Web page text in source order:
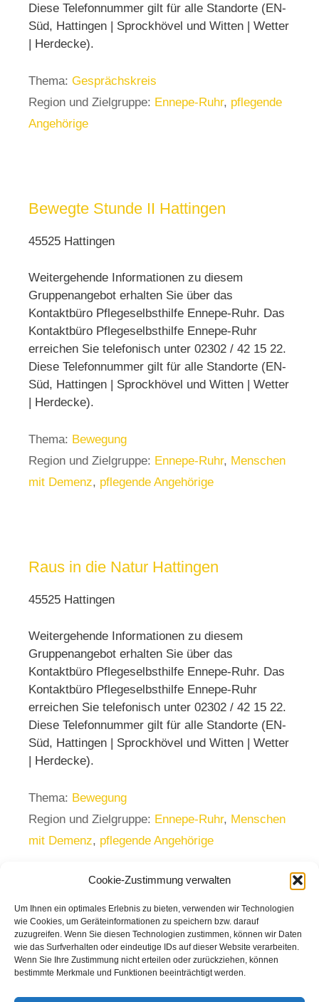
Cookie-Zustimmung verwalten
Um Ihnen ein optimales Erlebnis zu bieten, verwenden wir Technologien
wie Cookies, um Geräteinformationen zu speichern bzw. darauf
zuzugreifen. Wenn Sie diesen Technologien zustimmen, können wir Daten
wie das Surfverhalten oder eindeutige IDs auf dieser Website verarbeiten.
Wenn Sie Ihre Zustimmung nicht erteilen oder zurückziehen, können
bestimmte Merkmale und Funktionen beeinträchtigt werden.
Diese Telefonnummer gilt für alle Standorte (EN-
Süd, Hattingen | Sprockhövel und Witten | Wetter
| Herdecke).
Thema: Gesprächskreis
Region und Zielgruppe: Ennepe-Ruhr, pflegende
Angehörige
Bewegte Stunde II Hattingen
45525 Hattingen
Weitergehende Informationen zu diesem
Gruppenangebot erhalten Sie über das
Kontaktbüro Pflegeselbsthilfe Ennepe-Ruhr. Das
Kontaktbüro Pflegeselbsthilfe Ennepe-Ruhr
erreichen Sie telefonisch unter 02302 / 42 15 22.
Diese Telefonnummer gilt für alle Standorte (EN-
Süd, Hattingen | Sprockhövel und Witten | Wetter
| Herdecke).
Thema: Bewegung
Region und Zielgruppe: Ennepe-Ruhr, Menschen
mit Demenz, pflegende Angehörige
Raus in die Natur Hattingen
45525 Hattingen
Weitergehende Informationen zu diesem
Gruppenangebot erhalten Sie über das
Kontaktbüro Pflegeselbsthilfe Ennepe-Ruhr. Das
Kontaktbüro Pflegeselbsthilfe Ennepe-Ruhr
erreichen Sie telefonisch unter 02302 / 42 15 22.
Diese Telefonnummer gilt für alle Standorte (EN-
Süd, Hattingen | Sprockhövel und Witten | Wetter
| Herdecke).
Thema: Bewegung
Region und Zielgruppe: Ennepe-Ruhr, Menschen
mit Demenz, pflegende Angehörige
Seite zurück
Seite
1 Seite
2 Weiter →